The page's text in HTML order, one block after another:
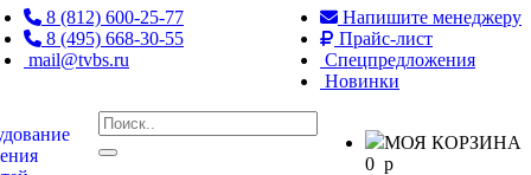
8 (812) 600-25-77
8 (495) 668-30-55
mail@tvbs.ru
Напишите менеджеру
Прайс-лист
Спецпредложения
Новинки
МОЯ КОРЗИНА
0 p